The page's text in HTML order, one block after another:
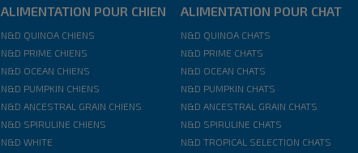
ALIMENTATION POUR CHIEN
N&D QUINOA CHIENS
N&D PRIME CHIENS
N&D OCEAN CHIENS
N&D PUMPKIN CHIENS
N&D ANCESTRAL GRAIN CHIENS
N&D SPIRULINE CHIENS
N&D WHITE
ALIMENTATION POUR CHAT
N&D QUINOA CHATS
N&D PRIME CHATS
N&D OCEAN CHATS
N&D PUMPKIN CHATS
N&D ANCESTRAL GRAIN CHATS
N&D SPIRULINE CHATS
N&D TROPICAL SELECTION CHATS